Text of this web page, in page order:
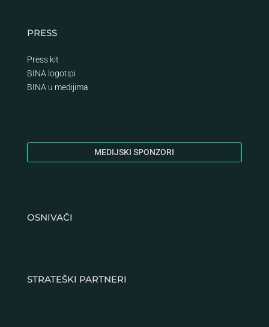
PRESS
Press kit
BINA logotipi
BINA u medijima
MEDIJSKI SPONZORI
OSNIVAČI
STRATEŠKI PARTNERI